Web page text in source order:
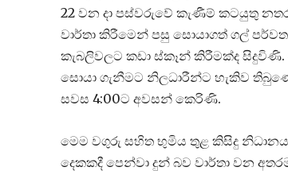
22 වන දා පස්වරුවේ කැණීම් කටයුතු
වාර්තා කිරීමෙන් පසු සොයාගත් ගල්
කැබලිවලට කඩා ස්කෑන් කිරීමක්ද
සොයා ගැනීමට නිලධාරීන්ට හැකිව
සවස 4:00ට අවසන් කෙරිණි.
මෙම වගුරු සහිත භුමිය තුළ කිසිදු
දෙකකදී පෙන්වා දුන් බව වාර්තා වන